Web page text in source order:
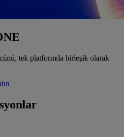
tek platformda birleşik olarak